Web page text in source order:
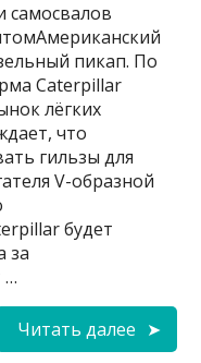
самосвалов
пикап. По
Caterpillar
лёгких
что
гильзы для
V-образной
будет
за
…
Читать далее